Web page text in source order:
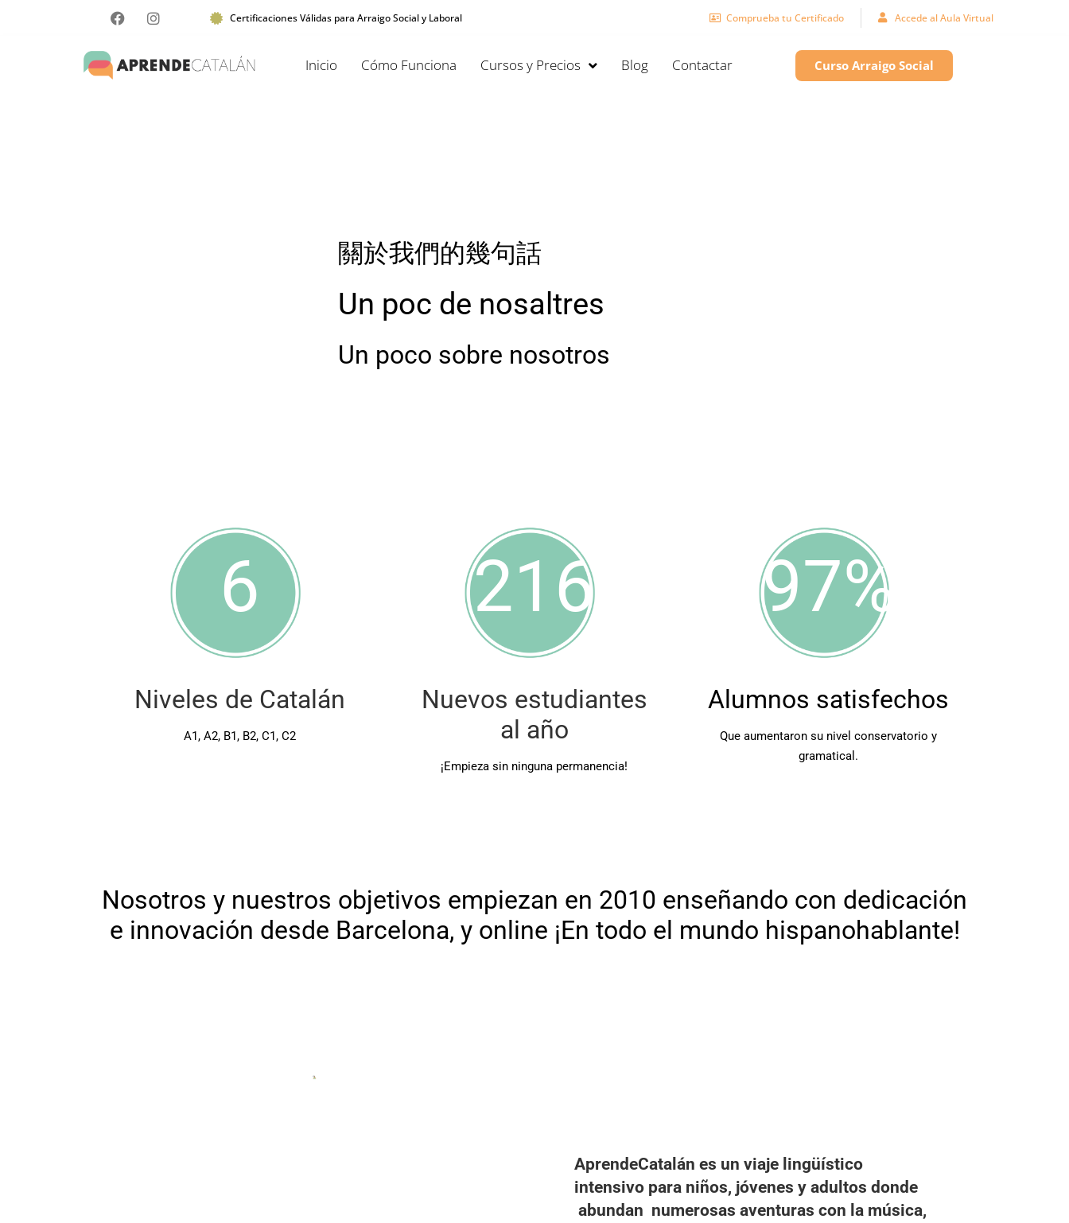
Certificaciones Válidas para Arraigo Social y Laboral Comprueba tu Certificado Accede al Aula Virtual
Inicio Cómo Funciona Cursos y Precios Blog Contactar Curso Arraigo Social
關於我們的幾句話
Un poc de nosaltres
Un poco sobre nosotros
6
Niveles de Catalán
A1, A2, B1, B2, C1, C2
216
Nuevos estudiantes
al año
¡Empieza sin ninguna permanencia!
97%
Alumnos satisfechos
Que aumentaron su nivel conservatorio y
gramatical.
Nosotros y nuestros objetivos empiezan en 2010 enseñando con dedicación
e innovación desde Barcelona, y online ¡En todo el mundo hispanohablante!
AprendeCatalán es un viaje lingüístico
intensivo para niños, jóvenes y adultos donde
abundan numerosas aventuras con la música,